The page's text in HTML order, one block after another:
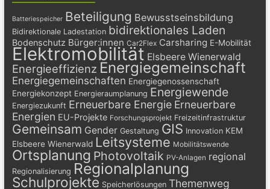
Batteriespeicher Beteiligung Bewusstseinsbildung
Bidirektionale Ladestation bidirektionales Laden
Bodenschutz Bürger:innen Car2Flex Carsharing E-Mobilität
Elektromobilität Elsbeere Wienerwald
Energieeffizienz Energiegemeinschaft
Energiegemeinschaften Energiegenossenschaft
Energiekonzept Energieraumplanung Energiewende
Energiezukunft Erneuerbare Energie Erneuerbare
Energien EU-Projekte Forschungsprojekt Freizeitinfrastruktur
Gemeinsam Gender Gestaltung GIS Innovation KEM
Elsbeere Wienerwald Leitsysteme Mobilitätswende
Ortsplanung Photovoltaik PV-Anlagen regional
Regionalisierung Regionalplanung
Schulprojekte Speicherlösungen Themenweg